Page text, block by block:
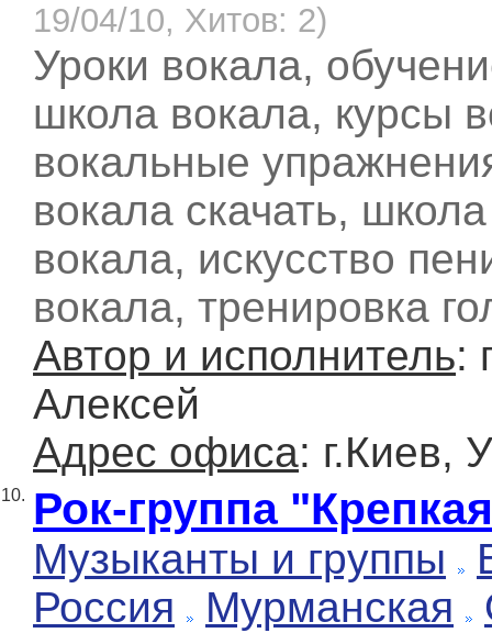
19/04/10, Хитов: 2)
Уроки вокала,
школа вокала, курсы
вокальные
вокала скачать,
вокала, искусство
вокала, тренировка
Автор и исполнитель:
Алексей
Адрес офиса: г.Киев,
10. Рок-группа
Музыканты и группы
Россия
Мурманская